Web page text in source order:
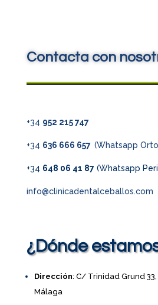
Contacta con
+34 952 215 747
+34 636 666 657 (Whatsapp
+34 648 06 41 87(Whatsapp
info@clinicadentalceballos.com
¿Dónde
Dirección: C/ Trinidad Grund 33,
Málaga